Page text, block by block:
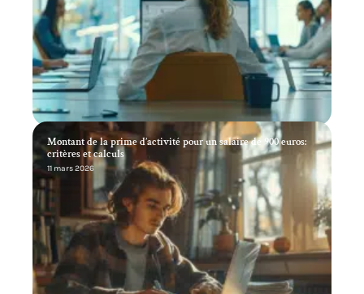
Montant de la prime d’activité pour un salaire de 900 euros:
critères et calculs
11 mars 2026